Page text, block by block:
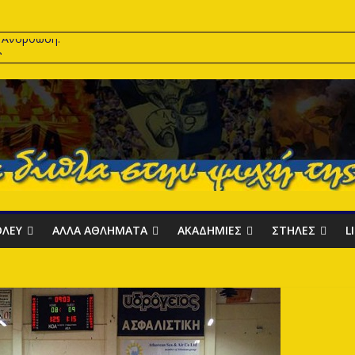
Ανόρθωση.
προετοιμασία
το 2029
ΑΛΛΑ ΑΘΛΗΜΑΤΑ ΑΚΑΔΗΜΙΕΣ ΣΤΗΛΕΣ